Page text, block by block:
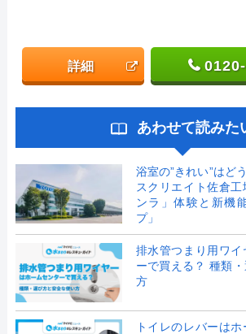
詳細
あわせて読みた
浴室の”きれい”はど
スクリエイト佐倉
ンラ」体験と新機
プ」
排水管つまり用ワ
ーで買える？ 種類
方
トイレのレバーは